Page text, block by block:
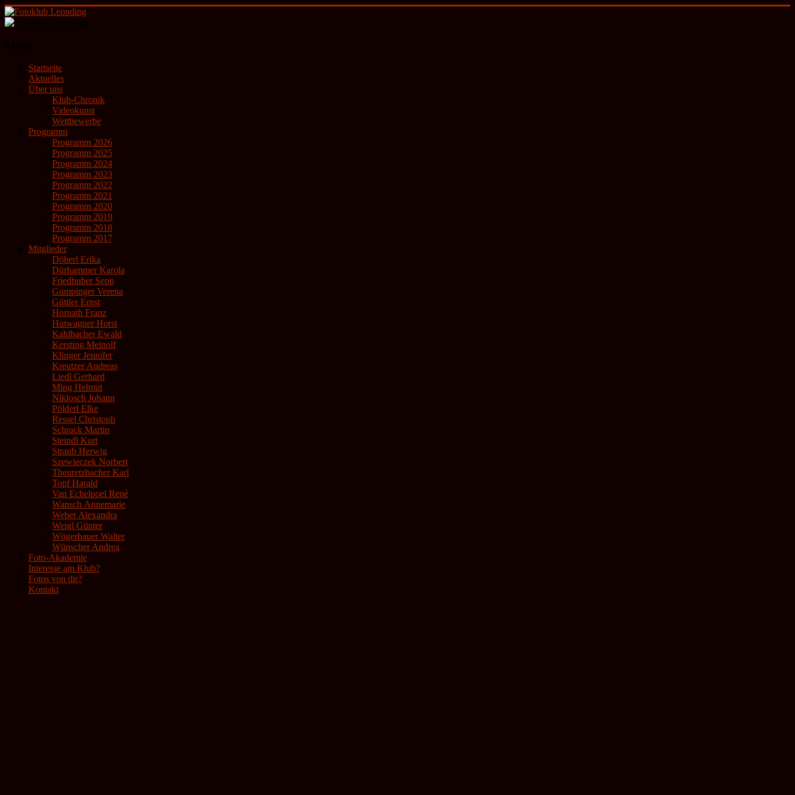
Zum
Inhalt
künstlerische
Fotografie
Startseite
Aktuelles
Über uns
Klub-Chronik
Videokunst
Wettbewerbe
Programm
Programm 2026
Programm 2025
Programm 2024
Programm 2023
Programm 2022
Programm 2021
Programm 2020
Programm 2019
Programm 2018
Programm 2017
Mitglieder
Döberl Erika
Dürhammer Karola
Friedhuber Sepp
Gumpinger Verena
Güttler Ernst
Hornath Franz
Hutwagner Horst
Kahlbacher Ewald
Kersting Meinolf
Klinger Jennifer
Kreutzer Andreas
Liedl Gerhard
Ming Helmut
Niklosch Johann
Pölderl Elke
Ressel Christoph
Schrack Martin
Steindl Kurt
Straub Herwig
Szewieczek Norbert
Theuretzbacher Karl
Topf Harald
Van Echelpoel Renè
Wansch Annemarie
Weber Alexandra
Weigl Günter
Wögerbauer Walter
Wünscher Andrea
Foto-Akademie
Interesse am Klub?
Fotos von dir?
Kontakt